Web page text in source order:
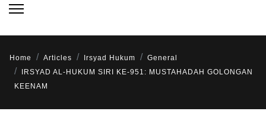
Home Articles Irsyad Hukum
General
IRSYAD AL-HUKUM SIRI KE-951: MUSTAHADAH GOLONGAN
KEENAM